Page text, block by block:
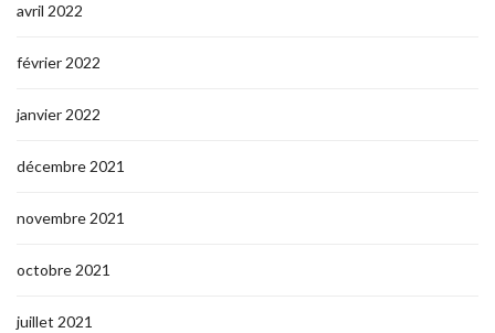
avril 2022
février 2022
janvier 2022
décembre 2021
novembre 2021
octobre 2021
juillet 2021